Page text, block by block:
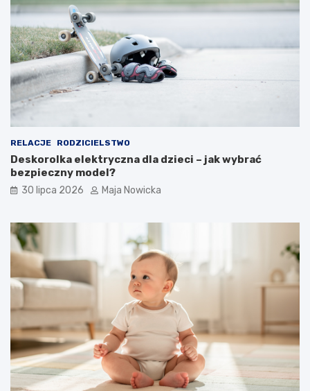
RELACJE RODZICIELSTWO
Deskorolka elektryczna dla dzieci – jak wybrać
bezpieczny model?
30 lipca 2026 Maja Nowicka